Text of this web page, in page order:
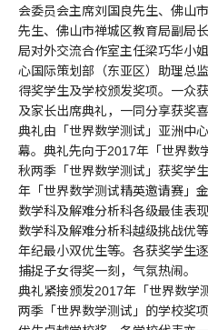
会委员会主席刘国良先生、佛山
先生、佛山市禅城区教育局副局
局对外交流合作室主任梁巧华小
心国际策划部（东亚区）助理总
得奖学生及学校颁发奖项。一众
及家长出席典礼，一同分享获奖喜
典礼由「世界数学测试」亚洲中
幕。典礼先向于2017年「世界数
秋两季「世界数学测试」获奖学
年「世界数学测试精英邀请赛」
数学科及解难分析科各级最佳表
数学科及解难分析科越级挑战优
年纪最小双优生等。各获奖学生
捕捉子女得奖一刻，气氛热闹。
典礼紧接颁发2017年「世界数学
两季「世界数学测试」的学校奖